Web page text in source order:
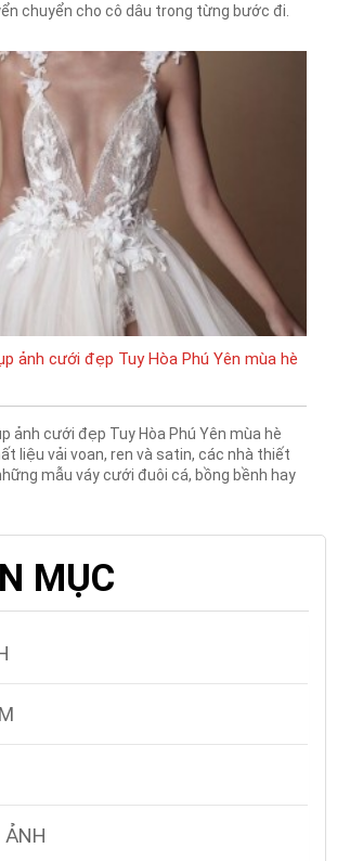
chuyển cho cô dâu trong từng bước đi.
ảnh cưới đẹp Tuy Hòa Phú Yên mùa hè
ảnh cưới đẹp Tuy Hòa Phú Yên mùa hè
liệu vải voan, ren và satin, các nhà thiết
mẫu váy cưới đuôi cá, bồng bềnh hay
MỤC
ẢNH